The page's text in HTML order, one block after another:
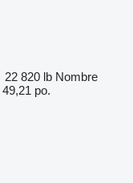
22 820 lb Nombre
49,21 po.